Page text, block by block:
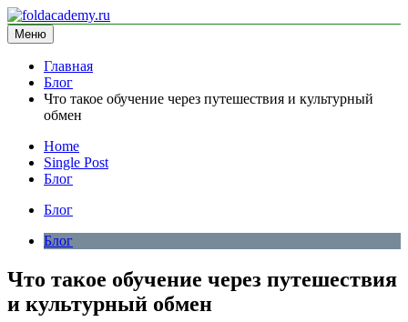
Перейти
к
содержимому
foldacademy.ru
информационный сайт
Меню
Главная
Блог
Что такое обучение через путешествия и культурный
обмен
Home
Single Post
Блог
Блог
Блог
Что такое обучение через путешествия
и культурный обмен